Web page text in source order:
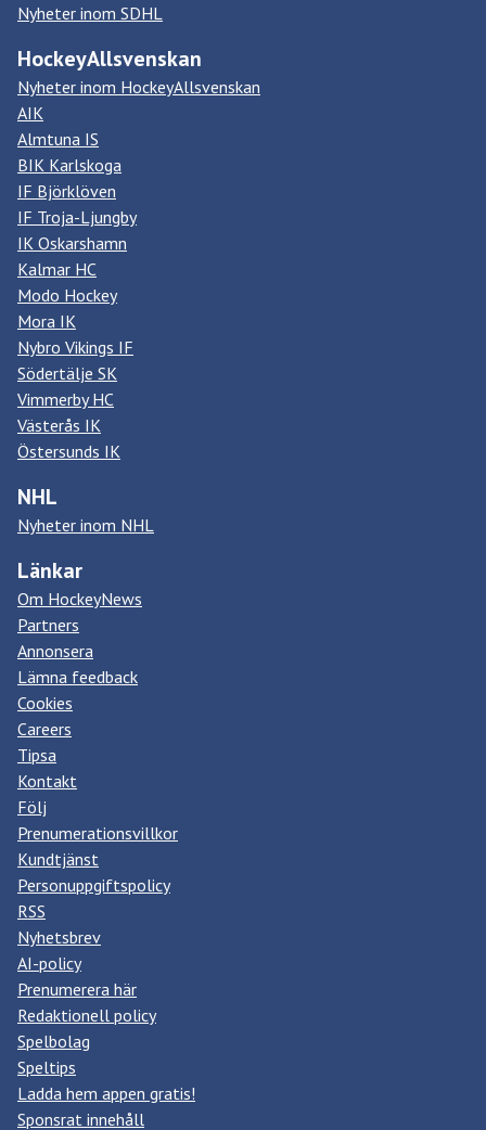
Nyheter inom SDHL
HockeyAllsvenskan
Nyheter inom HockeyAllsvenskan
AIK
Almtuna IS
BIK Karlskoga
IF Björklöven
IF Troja-Ljungby
IK Oskarshamn
Kalmar HC
Modo Hockey
Mora IK
Nybro Vikings IF
Södertälje SK
Vimmerby HC
Västerås IK
Östersunds IK
NHL
Nyheter inom NHL
Länkar
Om HockeyNews
Partners
Annonsera
Lämna feedback
Cookies
Careers
Tipsa
Kontakt
Följ
Prenumerationsvillkor
Kundtjänst
Personuppgiftspolicy
RSS
Nyhetsbrev
AI-policy
Prenumerera här
Redaktionell policy
Spelbolag
Speltips
Ladda hem appen gratis!
Sponsrat innehåll